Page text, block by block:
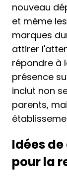
nouveau
et même
marques
attirer
répondre à
présence
inclut non
parents,
Idées
pour la